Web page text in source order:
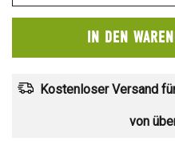
IN DEN
Kostenloser Versand
von